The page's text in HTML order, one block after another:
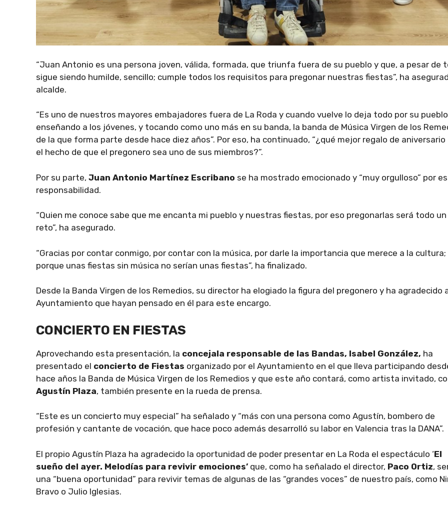
“Juan Antonio es una persona joven, válida, formada, que triunfa fuera de su pueblo y que, a pesar de
sigue siendo humilde, sencillo; cumple todos los requisitos para pregonar nuestras fiestas”, ha
alcalde.
“Es uno de nuestros mayores embajadores fuera de La Roda y cuando vuelve lo deja todo por su
enseñando a los jóvenes, y tocando como uno más en su banda, la banda de Música Virgen de los
de la que forma parte desde hace diez años”. Por eso, ha continuado, “¿qué mejor regalo de aniversario
el hecho de que el pregonero sea uno de sus miembros?”.
Por su parte, Juan Antonio Martínez Escribano se ha mostrado emocionado y “muy orgulloso” por
responsabilidad.
“Quien me conoce sabe que me encanta mi pueblo y nuestras fiestas, por eso pregonarlas será todo un
reto”, ha asegurado.
“Gracias por contar conmigo, por contar con la música, por darle la importancia que merece a la cultura;
porque unas fiestas sin música no serían unas fiestas”, ha finalizado.
Desde la Banda Virgen de los Remedios, su director ha elogiado la figura del pregonero y ha agradecido
Ayuntamiento que hayan pensado en él para este encargo.
CONCIERTO EN FIESTAS
Aprovechando esta presentación, la concejala responsable de las Bandas, Isabel González, ha
presentado el concierto de Fiestas organizado por el Ayuntamiento en el que lleva participando
hace años la Banda de Música Virgen de los Remedios y que este año contará, como artista invitado,
Agustín Plaza, también presente en la rueda de prensa.
“Este es un concierto muy especial” ha señalado y “más con una persona como Agustín, bombero de
profesión y cantante de vocación, que hace poco además desarrolló su labor en Valencia tras la DANA”.
El propio Agustín Plaza ha agradecido la oportunidad de poder presentar en La Roda el espectáculo ‘El
sueño del ayer. Melodías para revivir emociones’ que, como ha señalado el director, Paco Ortiz,
una “buena oportunidad” para revivir temas de algunas de las “grandes voces” de nuestro país, como
Bravo o Julio Iglesias.